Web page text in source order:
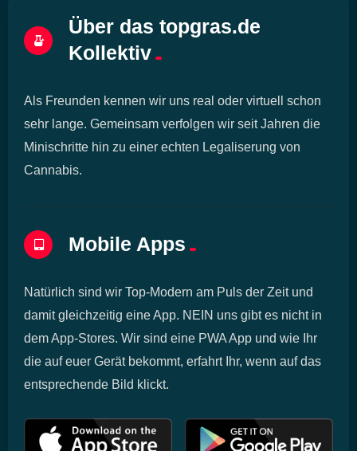
Über das topgras.de
Kollektiv
Als Freunden kennen wir uns real oder virtuell schon
sehr lange. Gemeinsam verfolgen wir seit Jahren die
Minischritte hin zu einer echten Legaliserung von
Cannabis.
Mobile Apps
Natürlich sind wir Top-Modern am Puls der Zeit und
damit gleichzeitig eine App. NEIN uns gibt es nicht in
dem App-Stores. Wir sind eine PWA App und wie Ihr
die auf euer Gerät bekommt, erfahrt Ihr, wenn auf das
entsprechende Bild klickt.